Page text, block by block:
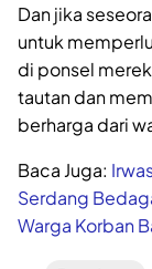
Dan jika
untuk
di ponsel
tautan dan
berharga dari
Baca Juga:
Serdang
Warga Korban